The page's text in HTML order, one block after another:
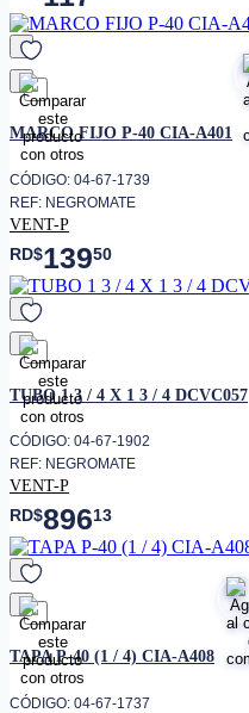
favorito
MARCO FIJO P-40 CIA-A401
CÓDIGO: 04-67-1739
REF: NEGROMATE
VENT-P
RD$13950
favorito
TUBO 1 3 / 4 X 1 3 / 4 DCVC057
CÓDIGO: 04-67-1902
REF: NEGROMATE
VENT-P
RD$89613
favorito
TAPA P-40 (1 / 4) CIA-A408
CÓDIGO: 04-67-1737